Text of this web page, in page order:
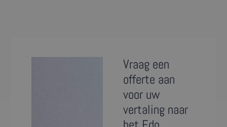
Vraag een
offerte aan
voor uw
vertaling naar